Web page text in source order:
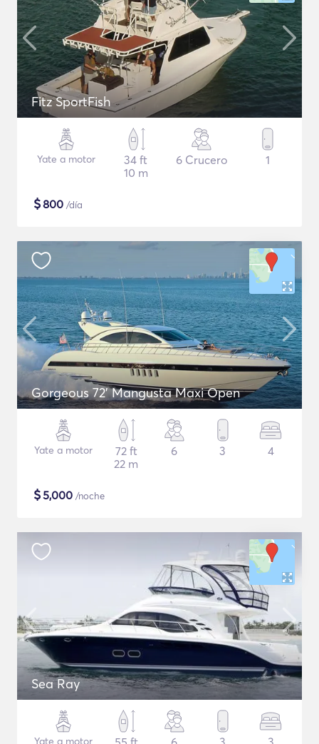
Fitz SportFish
Yate a motor
34 ft
10 m
6 Crucero 1
$800 /día
Gorgeous 72' Mangusta Maxi Open
Yate a motor
72 ft
22 m
6 3 4
$5,000 /noche
Sea Ray
Yate a motor